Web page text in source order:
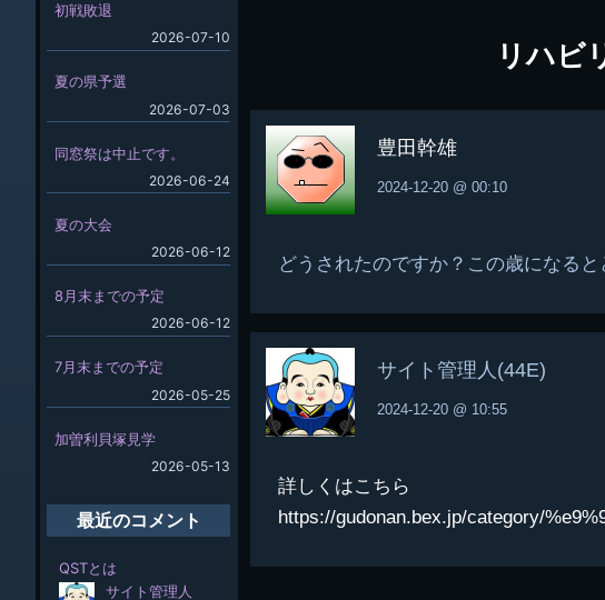
リハビ
豊田幹雄
2024-12-20 @ 00:10
どうされたのですか？この歳になる
サイト管理人(44E)
2024-12-20 @ 10:55
詳しくはこちら
https://gudonan.bex.jp/category/
初戦敗退
2026-07-10
夏の県予選
2026-07-03
同窓祭は中止です。
2026-06-24
夏の大会
2026-06-12
8月末までの予定
2026-06-12
7月末までの予定
2026-05-25
加曽利貝塚見学
2026-05-13
最近のコメント